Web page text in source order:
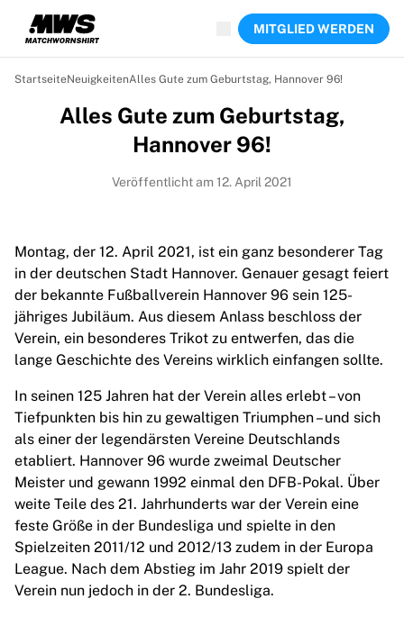
Highlights
Weltmeisterschaftsauktionen
Legend-Kollektion
Tour de France
Weltmeisterschaftsauktionen
Produkte
Getragene Trikots
Signierte Trikots
Torschützen
Debüttrikots
Fußball
Highlights
Weltmeisterschaftsauktionen
Legend-Kollektion
MLS
Alle Fußball-Artikel anzeigen
Top-Teams
England
Norwegen
Vereinigte Staaten
MITGLIED WERDEN
StartseiteNeuigkeitenAlles Gute zum Geburtstag, Hannover 96!
Alles Gute zum Geburtstag,
Hannover 96!
Veröffentlicht am 12. April 2021
Montag, der 12. April 2021, ist ein ganz besonderer Tag
in der deutschen Stadt Hannover. Genauer gesagt feiert
der bekannte Fußballverein Hannover 96 sein 125-
jähriges Jubiläum. Aus diesem Anlass beschloss der
Verein, ein besonderes Trikot zu entwerfen, das die
lange Geschichte des Vereins wirklich einfangen sollte.
In seinen 125 Jahren hat der Verein alles erlebt – von
Tiefpunkten bis hin zu gewaltigen Triumphen – und sich
als einer der legendärsten Vereine Deutschlands
etabliert. Hannover 96 wurde zweimal Deutscher
Meister und gewann 1992 einmal den DFB-Pokal. Über
weite Teile des 21. Jahrhunderts war der Verein eine
feste Größe in der Bundesliga und spielte in den
Spielzeiten 2011/12 und 2012/13 zudem in der Europa
League. Nach dem Abstieg im Jahr 2019 spielt der
Verein nun jedoch in der 2. Bundesliga.